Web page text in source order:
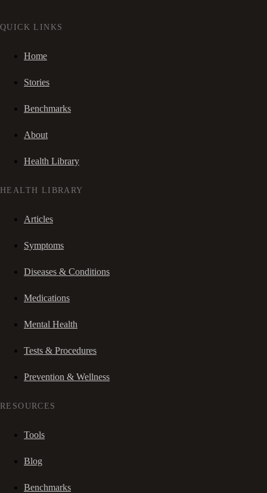
QUICK LINKS
Home
Stories
Benchmarks
About
Health Library
HEALTH LIBRARY
Articles
Symptoms
Diseases & Conditions
Medications
Mental Health
Tests & Procedures
Prevention & Wellness
RESOURCES
Tools
Blog
Benchmarks